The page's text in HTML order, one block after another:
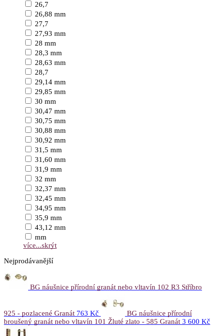
26,7
26,88 mm
27,7
27,93 mm
28 mm
28,3 mm
28,63 mm
28,7
29,14 mm
29,85 mm
30 mm
30,47 mm
30,75 mm
30,88 mm
30,92 mm
31,5 mm
31,60 mm
31,9 mm
32 mm
32,37 mm
32,45 mm
34,95 mm
35,9 mm
43,12 mm
mm
více...skrýt
Nejprodávanější
BG náušnice přírodní granát nebo vltavín 102 R3 Stříbro
925 - pozlacené Granát 763 Kč
BG náušnice přírodní
broušený granát nebo vltavín 101 Žluté zlato - 585 Granát 3 600 Kč